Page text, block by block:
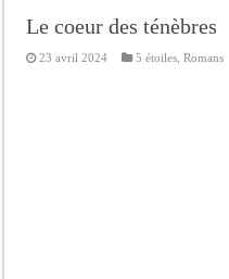
Le coeur des ténèbres
23 avril 2024 5 étoiles ,Romans